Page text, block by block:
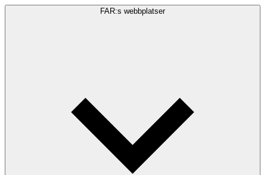
FAR:s webbplatser